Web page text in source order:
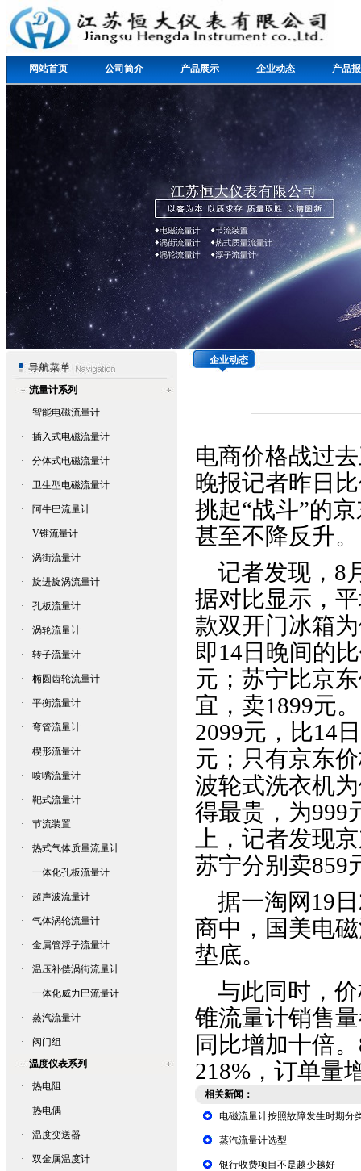
网站首页 公司简介 产品展示 企业动态 产品
流量计系列
·
智能电磁流量计
· 插入式电磁流量计
· 分体式电磁流量计
· 卫生型电磁流量计
· 阿牛巴流量计
· V锥流量计
· 涡街流量计
· 旋进旋涡流量计
· 孔板流量计
· 涡轮流量计
· 转子流量计
· 椭圆齿轮流量计
· 平衡流量计
· 弯管流量计
· 楔形流量计
· 喷嘴流量计
· 靶式流量计
· 节流装置
· 热式气体质量流量计
· 一体化孔板流量计
· 超声波流量计
· 气体涡轮流量计
· 金属管浮子流量计
· 温压补偿涡街流量计
· 一体化威力巴流量计
· 蒸汽流量计
·
阀门组
温度仪表系列
·
热电阻
· 热电偶
· 温度变送器
·
双金属温度计
企业动态
电商价格战过
晚报记者昨日
挑起“战斗”的
甚至不降反升。
记者发现，8
据对比显示，
款双开门冰箱
即14日晚间的
元；苏宁比京
宜，卖1899元
2099元，比14
元；只有京东
波轮式洗衣机
得最贵，为999
上，记者发现
苏宁分别卖859
据一淘网19日
商中，国美电
垫底。
与此同时，价
锥流量计销售
同比增加十倍
218%，订单量
相关新闻：
电磁流量计按照故障发生时期分
蒸汽流量计选型
银行收费项目不是越少越好